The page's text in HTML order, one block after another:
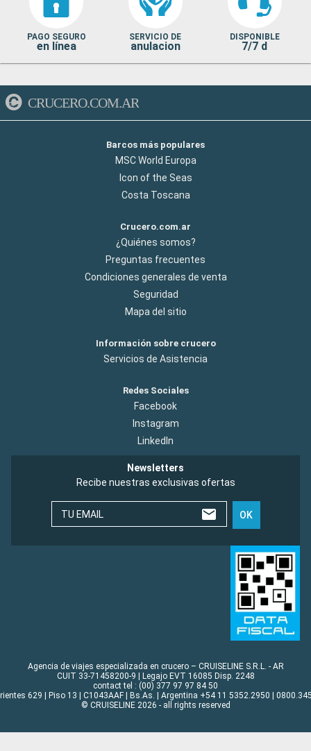
PAGO SEGURO
en línea
SERVICIO DE
anulacion
DISPONIBLE
7/7 d
CRUCERO.COM.AR
Barcos más populares
MSC World Europa
Icon of the Seas
Costa Toscana
Crucero.com.ar
¿Quiénes somos?
Preguntas frecuentes
Condiciones generales de venta
Seguridad
Mapa del sitio
Información sobre crucero
Servicios de Asistencia
Redes Sociales
Facebook
Instagram
LinkedIn
Newsletters
Recibe nuestras exclusivas ofertas
TU EMAIL OK
Agencia de viajes especializada en crucero – CRUISELINE S.R.L. - AR
CUIT 33-71458200-9 | Legajo EVT 16085 Disp. 2248
contact tel : (00) 377 97 97 84 50
629 | Piso 13 | C1043AAF | Bs.As. | Argentina +54 11 5352.2950 |
© CRUISELINE 2026 - all rights reserved